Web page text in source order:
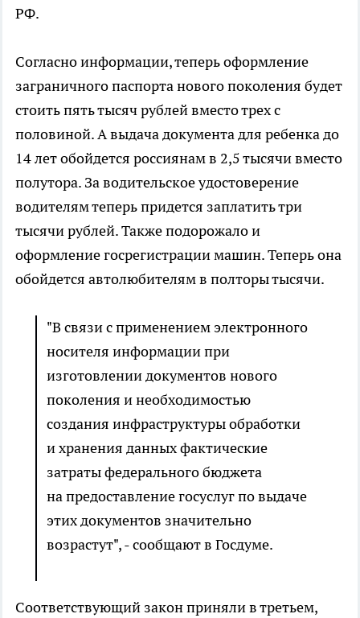
РФ.
Согласно информации, теперь оформление
заграничного паспорта нового поколения будет
стоить пять тысяч рублей вместо трех с
половиной. А выдача документа для ребенка до
14 лет обойдется россиянам в 2,5 тысячи вместо
полутора. За водительское удостоверение
водителям теперь придется заплатить три
тысячи рублей. Также подорожало и
оформление госрегистрации машин. Теперь она
обойдется автолюбителям в полторы тысячи.
"В связи с применением электронного
носителя информации при
изготовлении документов нового
поколения и необходимостью
создания инфраструктуры обработки
и хранения данных фактические
затраты федерального бюджета
на предоставление госуслуг по выдаче
этих документов значительно
возрастут", - сообщают в Госдуме.
Соответствующий закон приняли в третьем,